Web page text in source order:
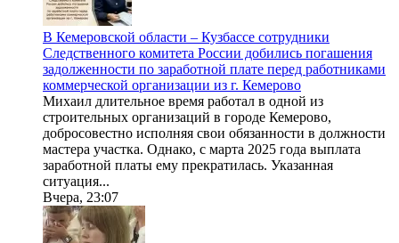
В Кемеровской области – Кузбассе сотрудники
Следственного комитета России добились погашения
задолженности по заработной плате перед работниками
коммерческой организации из г. Кемерово
Михаил длительное время работал в одной из
строительных организаций в городе Кемерово,
добросовестно исполняя свои обязанности в должности
мастера участка. Однако, с марта 2025 года выплата
заработной платы ему прекратилась. Указанная
ситуация...
Вчера, 23:07